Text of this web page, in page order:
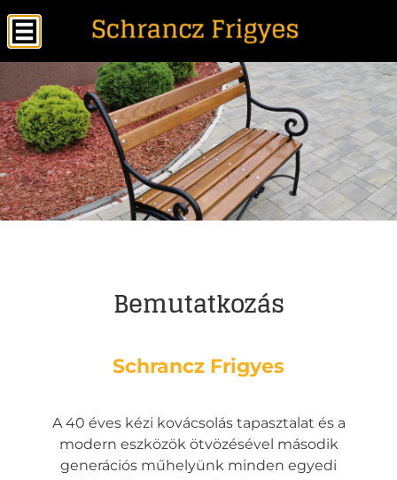
Bemutatkozás
Schrancz Frigyes
A 40 éves kézi kovácsolás tapasztalat és a
modern eszközök ötvözésével második
generációs műhelyünk minden egyedi